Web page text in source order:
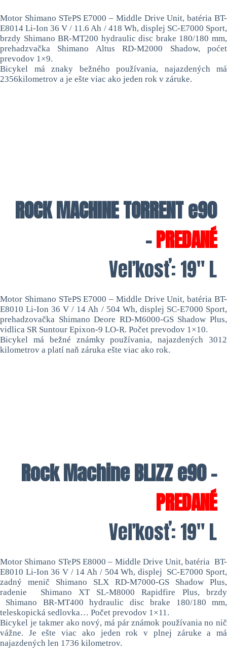
Motor Shimano STePS E7000 – Middle Drive Unit, batéria BT-
E8014 Li-Ion 36 V / 11.6 Ah / 418 Wh, displej SC-E7000 Sport,
brzdy Shimano BR-MT200 hydraulic disc brake 180/180 mm,
prehadzvačka Shimano Altus RD-M2000 Shadow, poćet
prevodov 1×9.
Bicykel má znaky bežného používania, najazdených má
2356kilometrov a je ešte viac ako jeden rok v záruke.
ROCK MACHINE TORRENT e90
–PREDANÉ
Veľkosť: 19″ L
Motor Shimano STePS E7000 – Middle Drive Unit, batéria BT-
E8010 Li-Ion 36 V / 14 Ah / 504 Wh, displej SC-E7000 Sport,
prehadzovačka Shimano Deore RD-M6000-GS Shadow Plus,
vidlica SR Suntour Epixon-9 LO-R. Počet prevodov 1×10.
Bicykel má bežné známky používania, najazdených 3012
kilometrov a platí naň záruka ešte viac ako rok.
Rock Machine BLIZZ e90 –
PREDANÉ
Veľkosť: 19″ L
Motor Shimano STePS E8000 – Middle Drive Unit, batéria BT-
E8010 Li-Ion 36 V / 14 Ah / 504 Wh, displej SC-E7000 Sport,
zadný menič Shimano SLX RD-M7000-GS Shadow Plus,
radenie Shimano XT SL-M8000 Rapidfire Plus, brzdy
Shimano BR-MT400 hydraulic disc brake 180/180 mm,
teleskopická sedlovka… Počet prevodov 1×11.
Bicykel je takmer ako nový, má pár známok používania no nič
vážne. Je ešte viac ako jeden rok v plnej záruke a má
najazdených len 1736 kilometrov.